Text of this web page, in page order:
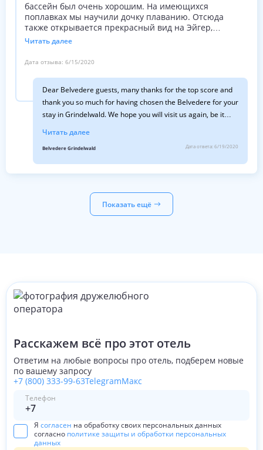
бассейн был очень хорошим. На имеющихся
поплавках мы научили дочку плаванию. Отсюда
также открывается прекрасный вид на Эйгер,
которым вы можете наслаждаться во время отдыха.
В целом отель был очень хорошим. Персонал был
Читать далее
Дата отзыва: 6/15/2020
Dear Belvedere guests, many thanks for the top score and
thank you so much for having chosen the Belvedere for your
stay in Grindelwald. We hope you will visit us again, be it
staff
Читать далее
Belvedere Grindelwald Дата ответа:6/19/2020
Показать ещё
Расскажем всё про этот отель
Ответим на любые вопросы про отель, подберем новые
по вашему запросу
+7 (800) 333-99-63TelegramМакс
Телефон
Я согласен на обработку своих персональных данных
согласно политике защиты и обработки персональных
данных